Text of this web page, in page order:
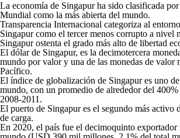
La economía de Singapur ha sido clasificada
Mundial como la más abierta del mundo.
Transparencia Internacional categoriza al
Singapur como el tercer menos corrupto a nivel
Singapur ostenta el grado más alto de libertad
El dólar de Singapur, es la decimotercera
mundo por valor y una de las monedas de valor
Pacífico.
El índice de globalización de Singapur es uno
mundo, con un promedio de alrededor del
2008-2011.
El puerto de Singapur es el segundo más activo
de carga.
En 2020, el país fue el decimoquinto exportador